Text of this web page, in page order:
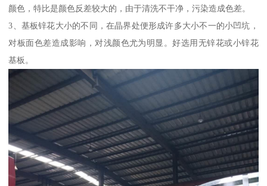
颜色，特比是颜色反差较大的，由于清洗不干净，污染造成色差。
3、基板锌花大小的不同，在晶界处便形成许多大小不一的小凹坑，
对板面色差造成影响，对浅颜色尤为明显。好选用无锌花或小锌花
基板。